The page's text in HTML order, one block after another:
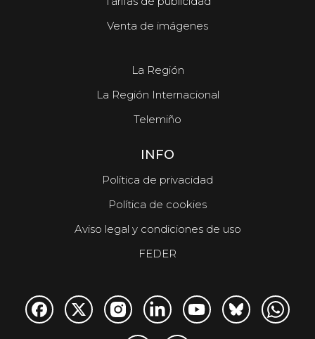
Venta de imágenes
La Región
La Región Internacional
Telemiño
INFO
Política de privacidad
Política de cookies
Aviso legal y condiciones de uso
FEDER